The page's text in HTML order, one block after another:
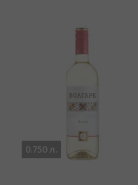
0.750 л.